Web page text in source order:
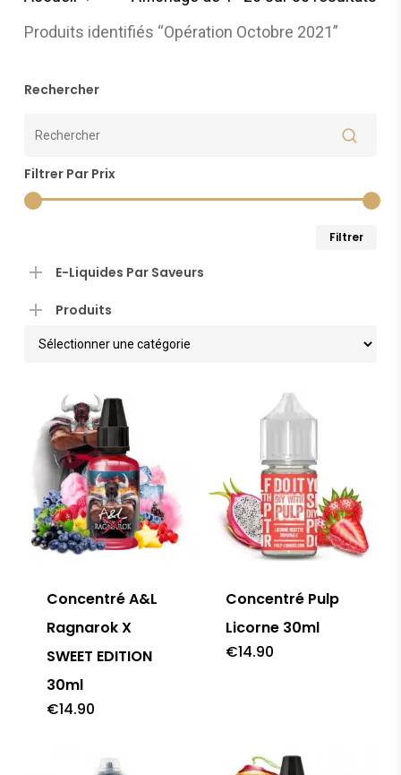
Produits identifiés “Opération Octobre 2021”
Rechercher
Filtrer Par Prix
Filtrer
E-Liquides Par Saveurs
Produits
Concentré A&L
Ragnarok X
SWEET EDITION
30ml
€14.90
Concentré Pulp
Licorne 30ml
€14.90